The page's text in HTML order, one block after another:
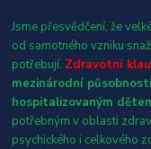
Jsme přesvědčení, že
od samotného vzniku
potřebují. Zdravotní
mezinárodní
hospitalizovaným
potřebným v oblasti
psychického i celkového